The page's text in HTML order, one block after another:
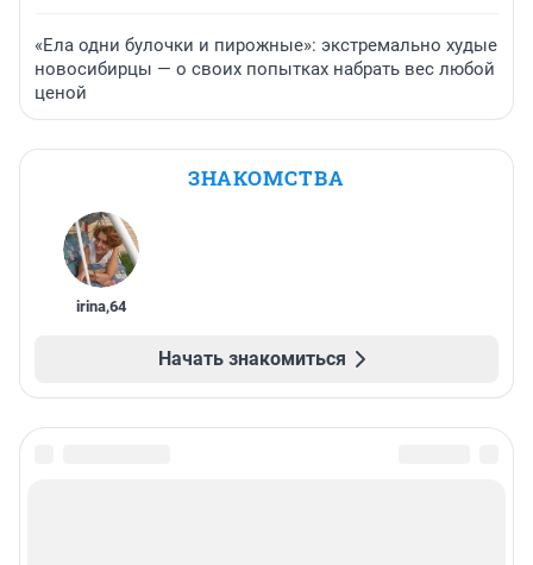
«Ела одни булочки и пирожные»: экстремально худые
новосибирцы — о своих попытках набрать вес любой
ценой
ЗНАКОМСТВА
irina,64
Начать знакомиться